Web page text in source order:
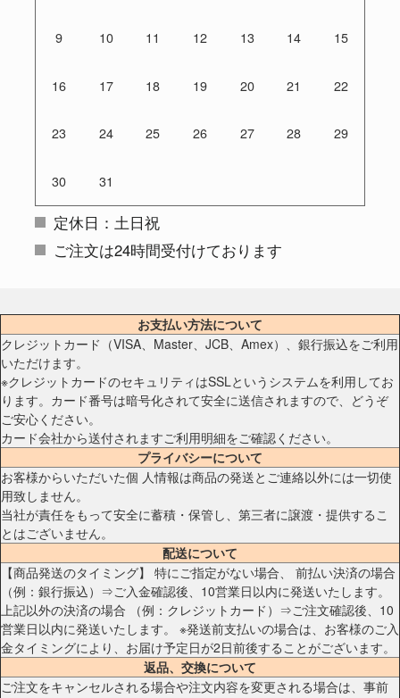
9 10 11 12 13 14 15
16 17 18 19 20 21 22
23 24 25 26 27 28 29
30 31
定休日：土日祝
ご注文は24時間受付けております
お支払い方法について
クレジットカード（VISA、Master、JCB、Amex）、銀行振込をご利用
いただけます。
※クレジットカードのセキュリティはSSLというシステムを利用してお
ります。カード番号は暗号化されて安全に送信されますので、どうぞ
ご安心ください。
カード会社から送付されますご利用明細をご確認ください。
プライバシーについて
お客様からいただいた個 人情報は商品の発送とご連絡以外には一切使
用致しません。
当社が責任をもって安全に蓄積・保管し、第三者に譲渡・提供するこ
とはございません。
配送について
【商品発送のタイミング】 特にご指定がない場合、 前払い決済の場合
（例：銀行振込）⇒ご入金確認後、10営業日以内に発送いたします。
上記以外の決済の場合 （例：クレジットカード）⇒ご注文確認後、10
営業日以内に発送いたします。 ※発送前支払いの場合は、お客様のご入
金タイミングにより、お届け予定日が2日前後することがございます。
返品、交換について
ご注文をキャンセルされる場合や注文内容を変更される場合は、事前